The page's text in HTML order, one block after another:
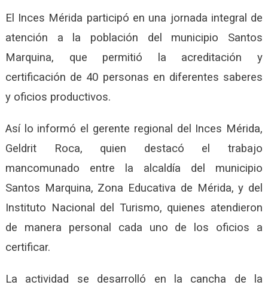
El Inces Mérida participó en una jornada integral de
atención a la población del municipio Santos
Marquina, que permitió la acreditación y
certificación de 40 personas en diferentes saberes
y oficios productivos.
Así lo informó el gerente regional del Inces Mérida,
Geldrit Roca, quien destacó el trabajo
mancomunado entre la alcaldía del municipio
Santos Marquina, Zona Educativa de Mérida, y del
Instituto Nacional del Turismo, quienes atendieron
de manera personal cada uno de los oficios a
certificar.
La actividad se desarrolló en la cancha de la